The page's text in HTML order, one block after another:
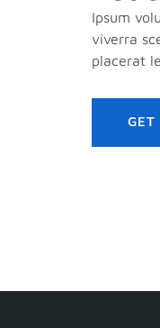
Ipsum
viverra
placerat
GET